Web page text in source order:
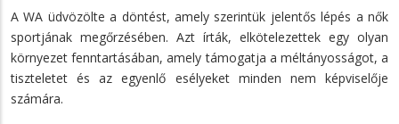
A WA üdvözölte a döntést, amely szerintük jelentős lépés a nők
sportjának megőrzésében. Azt írták, elkötelezettek egy olyan
környezet fenntartásában, amely támogatja a méltányosságot, a
tiszteletet és az egyenlő esélyeket minden nem képviselője
számára.